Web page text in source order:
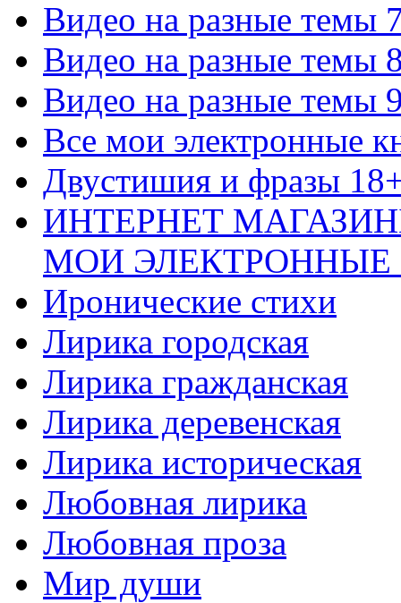
Видео на разные темы
Видео на разные темы
Видео на разные темы
Все мои электронные
Двустишия и фразы
ИНТЕРНЕТ
МОИ ЭЛЕКТРОННЫЕ
Иронические стихи
Лирика городская
Лирика гражданская
Лирика деревенская
Лирика историческая
Любовная лирика
Любовная проза
Мир души